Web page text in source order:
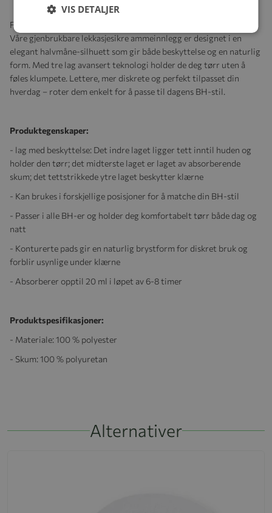
Frigjør deg selv fra bekymringer og opplev komfort døgnet rundt.
Våre gjenbrukbare lekkasjesikre ammeinnlegg er designet i en
elegant halvmåne-silhuett som gir både beskyttelse og en naturlig
form. Med tre lag avansert teknologi holder de deg tørr uten å
føles klumpete. Lettere, mer diskrete og perfekt tilpasset din
hverdag – roter dem enkelt for å passe til dagens BH-stil.
Produktegenskaper:
- lag med beskyttelse: Det indre laget ligger tett inntil huden og
holder den tørr; det midterste laget er laget av absorberende
skum; det tettstrikkede ytre laget beskytter klærne
- Kan brukes i forskjellige posisjoner for å matche din BH-stil
- Passer i alle BH-er og holder deg komfortabelt tørr både dag og
natt
- Konturerte pads gir en naturlig brystform for diskret bruk og
forblir usynlige under klærne
- Absorberer opptil 20 ml i løpet av 6-8 timer
Produktspesifikasjoner:
- Materiale: 100 % polyester
- Skum: 100 % polyuretan
Alternativer
VIS DETALJER